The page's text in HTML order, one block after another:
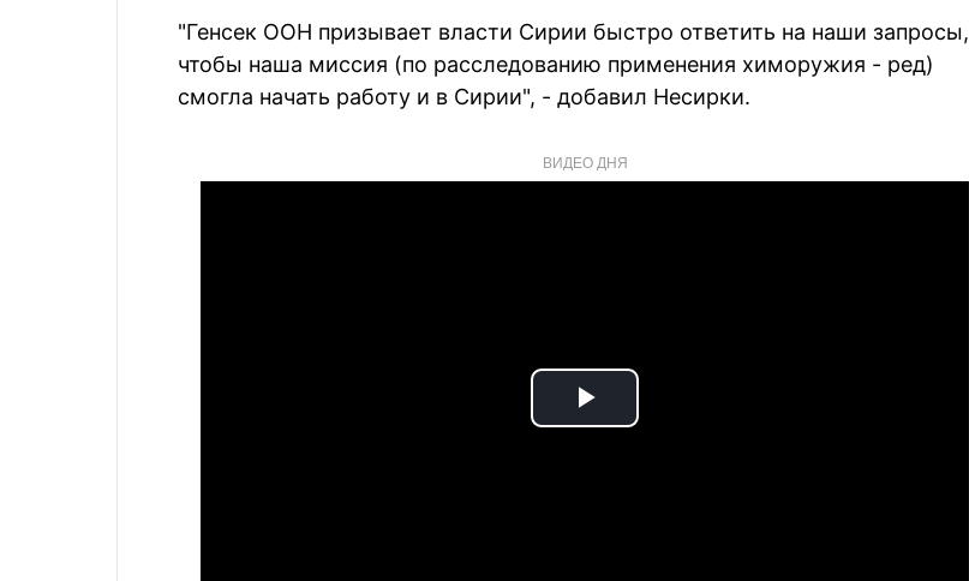
"Генсек ООН призывает власти Сирии быстро ответить на наши запросы,
чтобы наша миссия (по расследованию применения химоружия - ред)
смогла начать работу и в Сирии", - добавил Несирки.
ВИДЕО ДНЯ
Play